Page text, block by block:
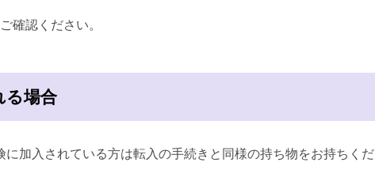
確認ください。
る場合
に加入されている方は転入の手続きと同様の持ち物をお持ちくだ